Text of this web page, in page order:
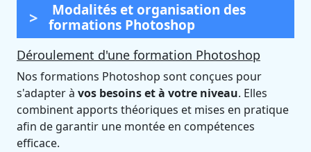
Modalités et organisation des
formations Photoshop
Déroulement d'une formation Photoshop
Nos formations Photoshop sont conçues pour
s'adapter à vos besoins et à votre niveau. Elles
combinent apports théoriques et mises en pratique
afin de garantir une montée en compétences
efficace.